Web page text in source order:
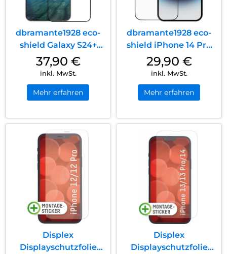
dbramante1928 eco-
shield Galaxy S24+
Schwarz
37,90 €
inkl. MwSt.
Mehr erfahren
dbramante1928 eco-
shield iPhone 14 Pro
Schwarz
29,90 €
inkl. MwSt.
Mehr erfahren
Displex
Displayschutzfolie
Displex
Displayschutzfolie